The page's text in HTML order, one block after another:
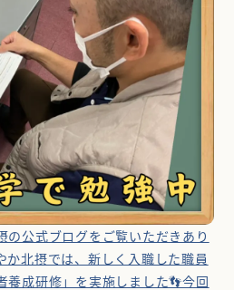
の公式ブログをご覧いただきあり
か北摂では、新しく入職した職員
養成研修」を実施しました👣今回